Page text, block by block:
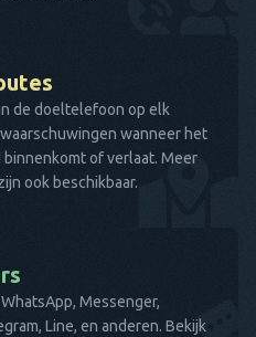
de doeltelefoon op elk
wanneer het
of verlaat. Meer
ook beschikbaar.
Messenger,
Line, en anderen. Bekijk